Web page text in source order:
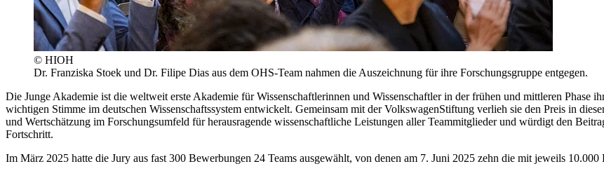
© HIOH
Dr. Franziska Stoek und Dr. Filipe Dias aus dem OHS-Team nahmen die Auszeichnung für ihre Forschungsgruppe entgegen.
Die Junge Akademie ist die weltweit erste Akademie für Wissenschaftlerinnen und Wissenschaftler in der frühen und mittleren Phase
wichtigen Stimme im deutschen Wissenschaftssystem entwickelt. Gemeinsam mit der VolkswagenStiftung verlieh sie den Preis in
und Wertschätzung im Forschungsumfeld für herausragende wissenschaftliche Leistungen aller Teammitglieder und würdigt den
Fortschritt.
Im März 2025 hatte die Jury aus fast 300 Bewerbungen 24 Teams ausgewählt, von denen am 7. Juni 2025 zehn die mit jeweils